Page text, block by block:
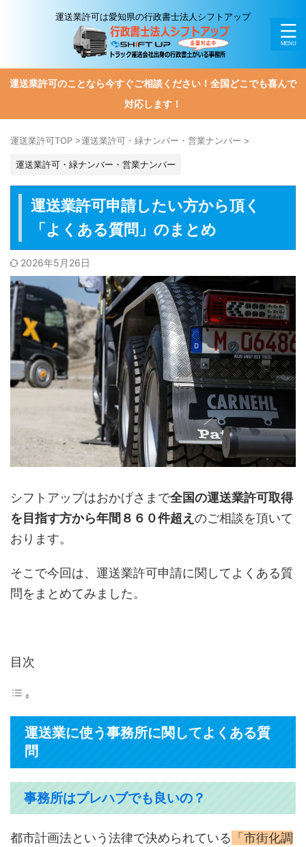
運送業許可は愛知県の行政書士法人シフトアップ
運送業許可のことなら今すぐご相談ください！全国どこでも喜んで
対応します！
運送業許可TOP >運送業許可・緑ナンバー・営業ナンバー >
運送業許可・緑ナンバー・営業ナンバー
運送業許可申請したい方から頂く
「よくある質問」のまとめ
2026年5月26日
シフトアップはおかげさまで全国の運送業許可取得
を目指す方から年間８６０件超え のご相談を頂いて
おります。
そこで今回は、運送業許可申請に関してよくある質
問をまとめてみました。
目次
運送業に使う事務所に関してよくある質
問
事務所はプレハブでも良いの？
都市計画法という法律で決められている 「市街化調